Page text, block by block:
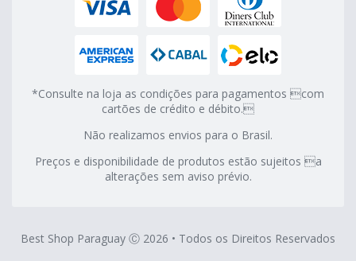
*Consulte na loja as condições para pagamentos com
cartões de crédito e débito.
Não realizamos envios para o Brasil.
Preços e disponibilidade de produtos estão sujeitos a
alterações sem aviso prévio.
Best Shop Paraguay Ⓒ 2026 • Todos os Direitos Reservados